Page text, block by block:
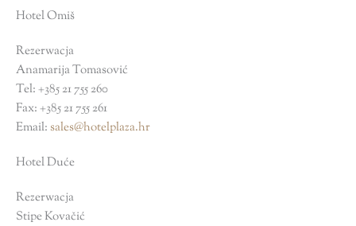
o
k
e
m
Hotel Omiš
Rezerwacja
Anamarija Tomasović
Tel: +385 21 755 260
Fax: +385 21 755 261
Email:sales@hotelplaza.hr
Hotel Duće
Rezerwacja
Stipe Kovačić